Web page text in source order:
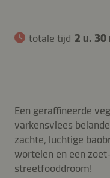
totale tijd 2 u. 30
Een geraffineerde
varkensvlees
zachte, luchtige
wortelen en een
streetfooddroom!